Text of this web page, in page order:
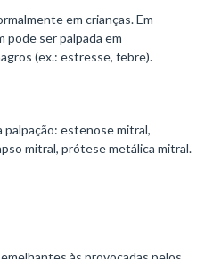
em crianças. Em
pode ser palpada em
(ex.: estresse, febre).
estenose mitral,
mitral, prótese metálica mitral.